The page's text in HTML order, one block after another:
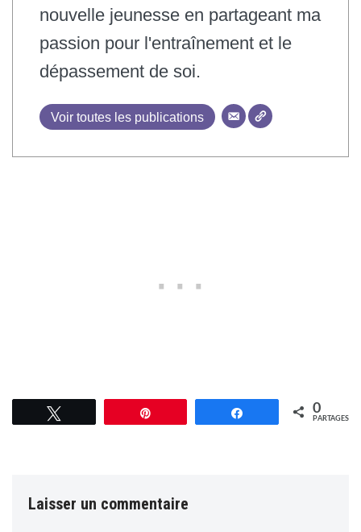
nouvelle jeunesse en partageant ma
passion pour l'entraînement et le
dépassement de soi.
Voir toutes les publications
Partagez 0
PARTAGES
Laisser un commentaire